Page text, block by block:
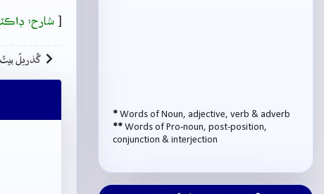
* Words of Noun, adjective, verb & adverb
** Words of Pro-noun, post-position,
conjunction & interjection
[ شارح:
گُذريلُ بيتُ